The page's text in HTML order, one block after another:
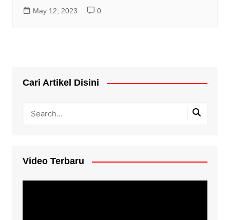
May 12, 2023 0
Cari Artikel Disini
Video Terbaru